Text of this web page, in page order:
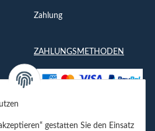
gestatten Sie den Einsatz
Zahlung
ZAHLUNGSMETHODEN